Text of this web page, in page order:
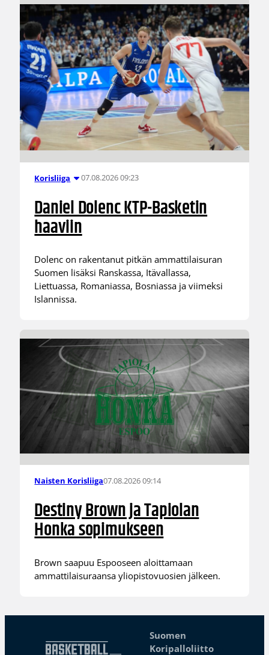
Korisliiga 07.08.2026 09:23
Daniel Dolenc KTP-Basketin
haaviin
Dolenc on rakentanut pitkän ammattilaisuran
Suomen lisäksi Ranskassa, Itävallassa,
Liettuassa, Romaniassa, Bosniassa ja viimeksi
Islannissa.
Naisten Korisliiga07.08.2026 09:14
Destiny Brown ja Tapiolan
Honka sopimukseen
Brown saapuu Espooseen aloittamaan
ammattilaisuraansa yliopistovuosien jälkeen.
Suomen
Koripalloliitto